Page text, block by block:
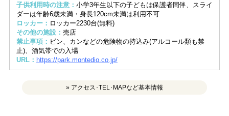
子供利用時の注意： 小学3年生以下の子どもは保護者同伴、スライ
ダーは年齢6歳未満・身長120cm未満は利用不可
ロッカー： ロッカー2230台(無料)
その他の施設： 売店
禁止事項： ビン、カンなどの危険物の持込み(アルコール類も禁
止)、酒気帯での入場
URL： https://park.montedio.co.jp/
» アクセス･TEL･MAPなど基本情報